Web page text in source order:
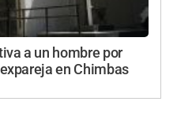
a un hombre por
en Chimbas